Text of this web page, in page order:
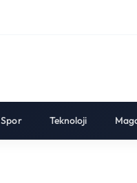
Spor Teknoloji